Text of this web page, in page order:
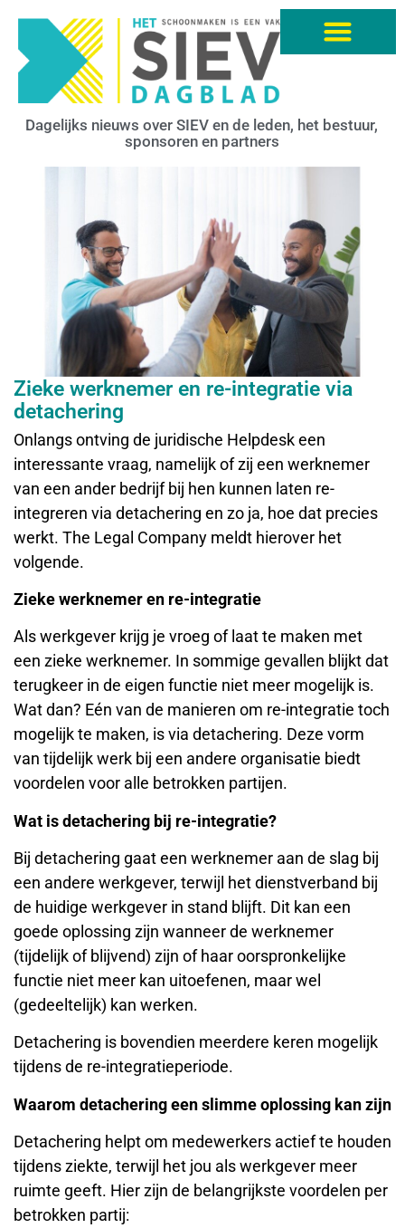
Dagelijks nieuws over SIEV en de leden, het bestuur,
sponsoren en partners
Zieke werknemer en re-integratie via
detachering
Onlangs ontving de juridische Helpdesk een
interessante vraag, namelijk of zij een werknemer
van een ander bedrijf bij hen kunnen laten re-
integreren via detachering en zo ja, hoe dat precies
werkt. The Legal Company meldt hierover het
volgende.
Zieke werknemer en re-integratie
Als werkgever krijg je vroeg of laat te maken met
een zieke werknemer. In sommige gevallen blijkt dat
terugkeer in de eigen functie niet meer mogelijk is.
Wat dan? Eén van de manieren om re-integratie toch
mogelijk te maken, is via detachering. Deze vorm
van tijdelijk werk bij een andere organisatie biedt
voordelen voor alle betrokken partijen.
Wat is detachering bij re-integratie?
Bij detachering gaat een werknemer aan de slag bij
een andere werkgever, terwijl het dienstverband bij
de huidige werkgever in stand blijft. Dit kan een
goede oplossing zijn wanneer de werknemer
(tijdelijk of blijvend) zijn of haar oorspronkelijke
functie niet meer kan uitoefenen, maar wel
(gedeeltelijk) kan werken.
Detachering is bovendien meerdere keren mogelijk
tijdens de re-integratieperiode.
Waarom detachering een slimme oplossing kan zijn
Detachering helpt om medewerkers actief te houden
tijdens ziekte, terwijl het jou als werkgever meer
ruimte geeft. Hier zijn de belangrijkste voordelen per
betrokken partij: